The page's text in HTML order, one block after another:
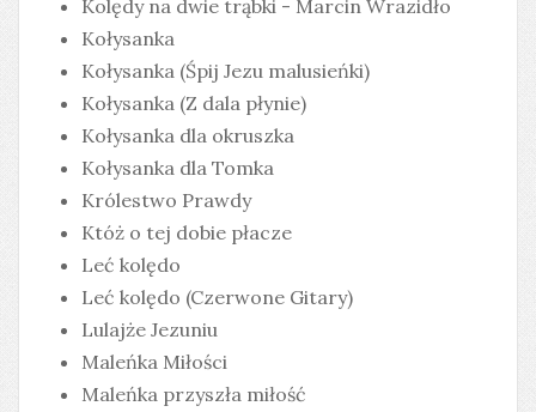
Kolędy na dwie trąbki - Marcin Wrazidło
Kołysanka
Kołysanka (Śpij Jezu malusieńki)
Kołysanka (Z dala płynie)
Kołysanka dla okruszka
Kołysanka dla Tomka
Królestwo Prawdy
Któż o tej dobie płacze
Leć kolędo
Leć kolędo (Czerwone Gitary)
Lulajże Jezuniu
Maleńka Miłości
Maleńka przyszła miłość